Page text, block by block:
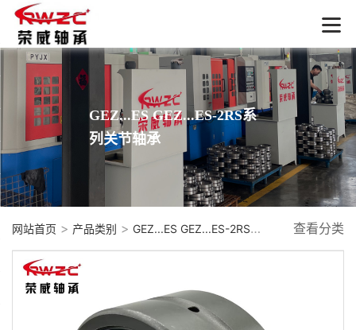
GEZ...ES GEZ...ES-2RS系
列关节轴承
网站首页 > 产品类别 > GEZ...ES GEZ...ES-2RS系列关节轴承 查看分类